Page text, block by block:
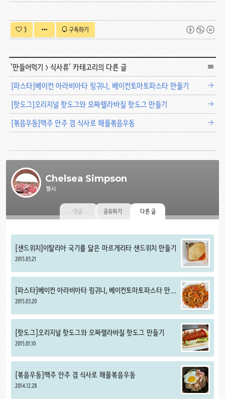
3 구독하기
'만들어먹기 >식사류' 카테고리의 다른 글
[파스타]베이컨 아라비아타 링귀니, 베이컨토마토파스타 만들기
[핫도그]오리지널 핫도그와 모짜렐라바질 핫도그 만들기
[볶음우동]맥주 안주 겸 식사로 해물볶음우동
Chelsea Simpson
첼시
댓글 공유하기 다른 글
[샌드위치]이탈리아 국기를 닮은 마르게리타 샌드위치 만들기
2015.03.21
[파스타]베이컨 아라비아타 링귀니, 베이컨토마토파스타 만들
기
2015.03.20
[핫도그]오리지널 핫도그와 모짜렐라바질 핫도그 만들기
2015.01.10
[볶음우동]맥주 안주 겸 식사로 해물볶음우동
2014.12.28